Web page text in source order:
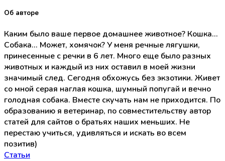
Об авторе
Каким было ваше первое домашнее животное? Кошка...
Собака... Может, хомячок? У меня речные лягушки,
принесенные с речки в 6 лет. Много еще было разных
животных и каждый из них оставил в моей жизни
значимый след. Сегодня обхожусь без экзотики. Живет
со мной серая наглая кошка, шумный попугай и вечно
голодная собака. Вместе скучать нам не приходится. По
образованию я ветеринар, по совместительству автор
статей для сайтов о братьях наших меньших. Не
перестаю учиться, удивляться и искать во всем
позитив)
Статьи